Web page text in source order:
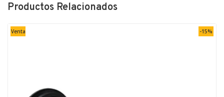
Productos Relacionados
Venta -15%